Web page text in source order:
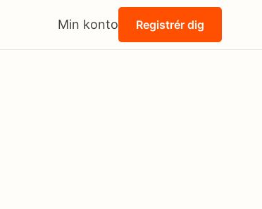
Min konto Registrér dig